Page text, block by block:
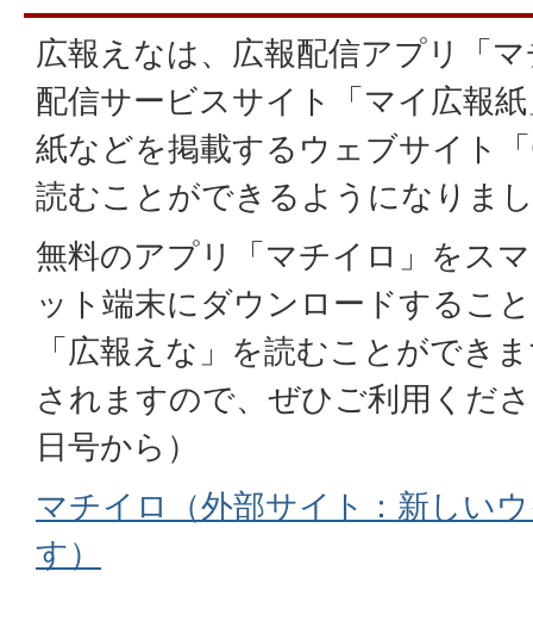
広報えなは、広報配信アプリ「
配信サービスサイト「マイ広報
紙などを掲載するウェブサイト
読むことができるようになりま
無料のアプリ「マチイロ」をス
ット端末にダウンロードするこ
「広報えな」を読むことができ
されますので、ぜひご利用くだ
日号から）
マチイロ（外部サイト：新しい
す）